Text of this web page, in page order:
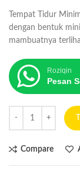
Tempat Tidur
dengan bentuk
mambuatnya
Roziqin
Pesan
Compare